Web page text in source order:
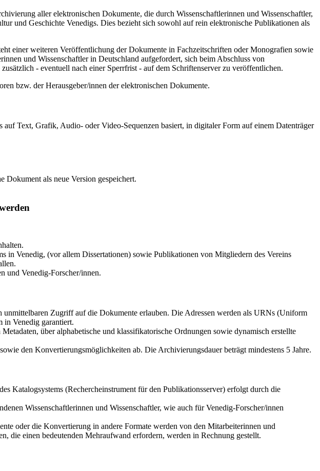
aller elektronischen Dokumente, die durch Wissenschaftlerinnen und Wissenschaftler,
und Geschichte Venedigs. Dies bezieht sich sowohl auf rein elektronische Publikationen als
einer weiteren Veröffentlichung der Dokumente in Fachzeitschriften oder Monografien sowie
und Wissenschaftler in Deutschland aufgefordert, sich beim Abschluss von
- eventuell nach einer Sperrfrist - auf dem Schriftenserver zu veröffentlichen.
bzw. der Herausgeber/innen der elektronischen Dokumente.
Text, Grafik, Audio- oder Video-Sequenzen basiert, in digitaler Form auf einem Datenträger
Dokument als neue Version gespeichert.
in Venedig, (vor allem Dissertationen) sowie Publikationen von Mitgliedern des Vereins
und Venedig-Forscher/innen.
Zugriff auf die Dokumente erlauben. Die Adressen werden als URNs (Uniform
in Venedig garantiert.
über alphabetische und klassifikatorische Ordnungen sowie dynamisch erstellte
den Konvertierungsmöglichkeiten ab. Die Archivierungsdauer beträgt mindestens 5 Jahre.
Katalogsystems (Rechercheinstrument für den Publikationsserver) erfolgt durch die
Wissenschaftlerinnen und Wissenschaftler, wie auch für Venedig-Forscher/innen
oder die Konvertierung in andere Formate werden von den Mitarbeiterinnen und
die einen bedeutenden Mehraufwand erfordern, werden in Rechnung gestellt.